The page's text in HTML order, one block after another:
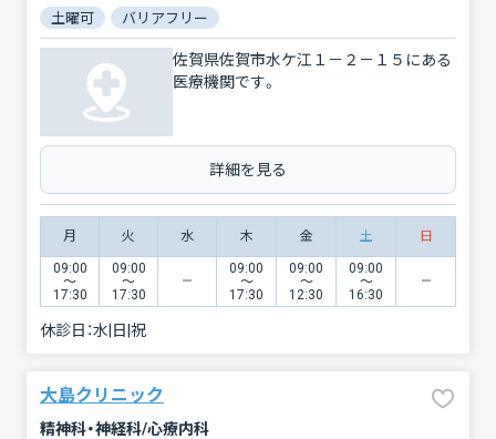
土曜可 バリアフリー
佐賀県佐賀市水ケ江１－２－１５にある
医療機関です。
詳細を見る
月 火 水 木 金 土 日
09:00
〜
17:30
09:00
〜
17:30
09:00
〜
17:30
09:00
〜
12:30
09:00
〜
16:30
休診日：水|日|祝
大島クリニック
精神科・神経科/心療内科